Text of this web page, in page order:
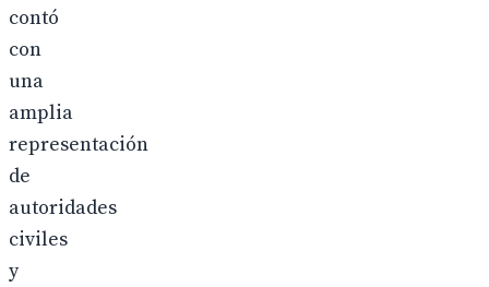
contó
con
una
amplia
representación
de
autoridades
civiles
y